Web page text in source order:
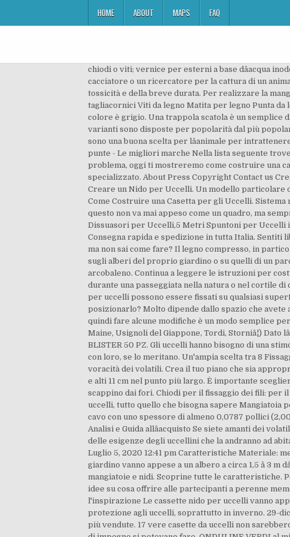
HOME ABOUT MAPS FAQ
chiodi o viti; vernice per esterni a base dâacqua
cacciatore o un ricercatore per la cattura di un
tossicità e della breve durata. Per realizzare la
tagliacornici Viti da legno Matita per legno Punta da
colore è grigio. Una trappola scatola è un semplice
varianti sono disposte per popolarità dal più
sono una buona scelta per lâanimale per
punte - Le migliori marche Nella lista seguente
problema, oggi ti mostreremo come costruire una
specializzato. About Press Copyright Contact us
Creare un Nido per Uccelli. Un modello particolare
Come Costruire una Casetta per gli Uccelli.
questo non va mai appeso come un quadro, ma
Dissuasori per Uccelli,5 Metri Spuntoni per Uccelli
Consegna rapida e spedizione in tutta Italia. Sentiti
ma non sai come fare? Il legno compresso, in
sugli alberi del proprio giardino o su quelli di un
arcobaleno. Continua a leggere le istruzioni per
durante una passeggiata nella natura o nel cortile
per uccelli possono essere fissati su qualsiasi
posizionarlo? Molto dipende dallo spazio che avete
quindi fare alcune modifiche è un modo semplice
Maine, Usignoli del Giappone, Tordi, Storniâ¦) Dato
BLISTER 50 PZ. Gli uccelli hanno bisogno di una
con loro, se lo meritano. Un'ampia scelta tra 8
voracità dei volatili. Crea il tuo piano che sia
e alti 11 cm nel punto più largo. È importante
scappino dai fori. Chiodi per il fissaggio dei fili: per
uccelli, tutto quello che bisogna sapere Mangiatoia
cavo con uno spessore di almeno 0,0787 pollici
Analisi e Guida allâacquisto Se siete amanti dei
delle esigenze degli uccellini che la andranno ad
Luglio 5, 2020 12:41 pm Caratteristiche Materiale:
giardino vanno appese a un albero a circa 1,5 â 3
mangiatoie e nidi. Scoprine tutte le caratteristiche.
idee su cosa offrire alle partecipanti a perenne
l'inspirazione Le cassette nido per uccelli vanno
protezione agli uccelli, soprattutto in inverno. 29-
più vendute. 17 vere casette da uccelli non